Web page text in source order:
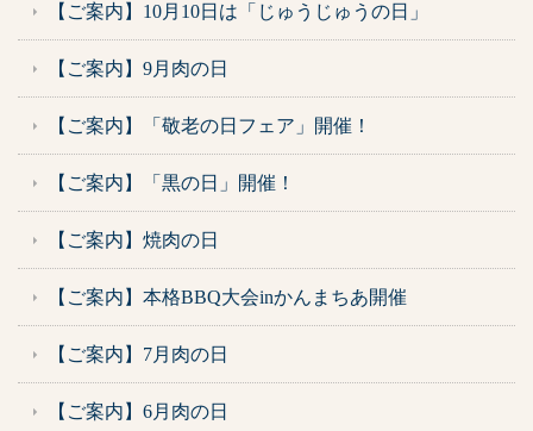
【ご案内】10月10日は「じゅうじゅうの日」
【ご案内】9月肉の日
【ご案内】「敬老の日フェア」開催！
【ご案内】「黒の日」開催！
【ご案内】焼肉の日
【ご案内】本格BBQ大会inかんまちあ開催
【ご案内】7月肉の日
【ご案内】6月肉の日